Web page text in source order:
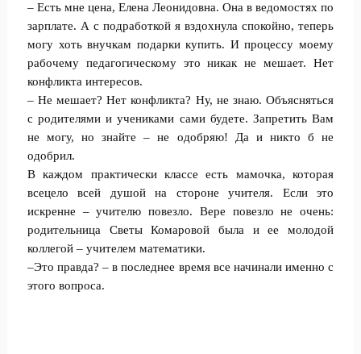
– Есть мне цена, Елена Леонидовна. Она в ведомостях по
зарплате. А с подработкой я вздохнула спокойно, теперь
могу хоть внучкам подарки купить. И процессу моему
рабочему педагогическому это никак не мешает. Нет
конфликта интересов.
– Не мешает? Нет конфликта? Ну, не знаю. Объясняться
с родителями и учениками сами будете. Запретить Вам
не могу, но знайте – не одобряю! Да и никто б не
одобрил.
В каждом практически классе есть мамочка, которая
всецело всей душой на стороне учителя. Если это
искренне – учителю повезло. Вере повезло не очень:
родительница Светы Комаровой была и ее молодой
коллегой – учителем математики.
–Это правда? – в последнее время все начинали именно с
этого вопроса.